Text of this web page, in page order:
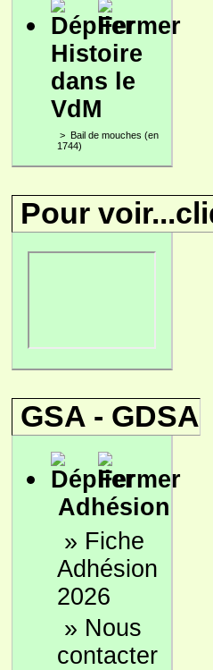
Histoire
dans le
VdM
> Bail de mouches (en
1744)
Pour
GSA - GDSA
Adhésion
» Fiche
Adhésion
2026
» Nous
contacter